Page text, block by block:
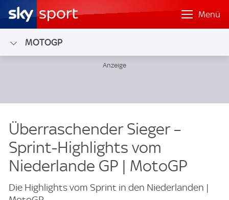
Menü
MOTOGP
Überraschender Sieger –
Sprint-Highlights vom
Niederlande GP | MotoGP
Die Highlights vom Sprint in den Niederlanden |